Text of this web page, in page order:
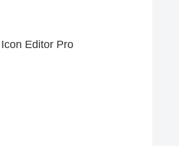
Editor Pro